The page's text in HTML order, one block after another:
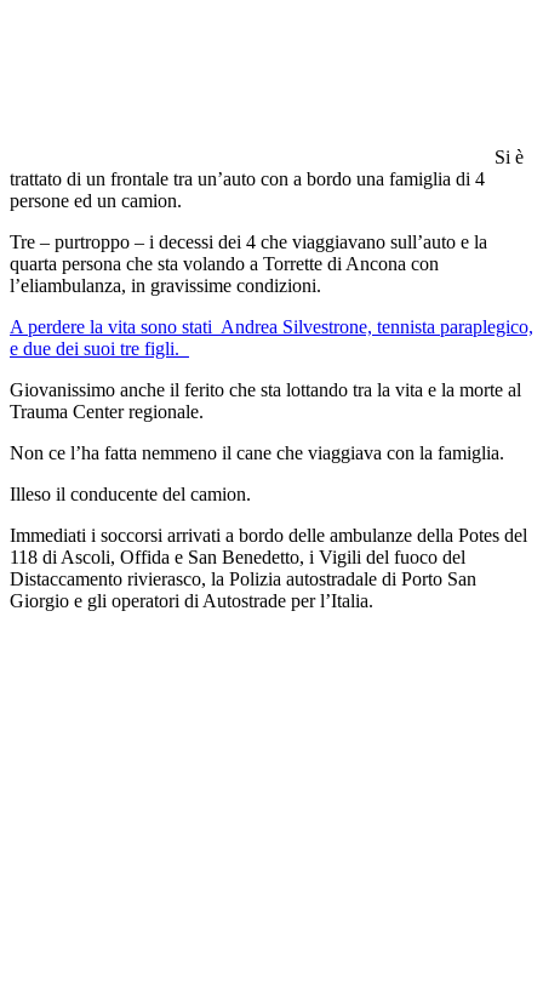
Si è
trattato di un frontale tra un’auto con a bordo una famiglia di 4
persone ed un camion.
Tre – purtroppo – i decessi dei 4 che viaggiavano sull’auto e la
quarta persona che sta volando a Torrette di Ancona con
l’eliambulanza, in gravissime condizioni.
A perdere la vita sono stati Andrea Silvestrone, tennista paraplegico,
e due dei suoi tre figli.
Giovanissimo anche il ferito che sta lottando tra la vita e la morte al
Trauma Center regionale.
Non ce l’ha fatta nemmeno il cane che viaggiava con la famiglia.
Illeso il conducente del camion.
Immediati i soccorsi arrivati a bordo delle ambulanze della Potes del
118 di Ascoli, Offida e San Benedetto, i Vigili del fuoco del
Distaccamento rivierasco, la Polizia autostradale di Porto San
Giorgio e gli operatori di Autostrade per l’Italia.